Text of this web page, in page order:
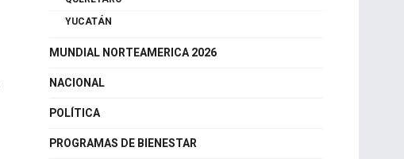
QUERÉTARO
YUCATÁN
MUNDIAL NORTEAMERICA 2026
NACIONAL